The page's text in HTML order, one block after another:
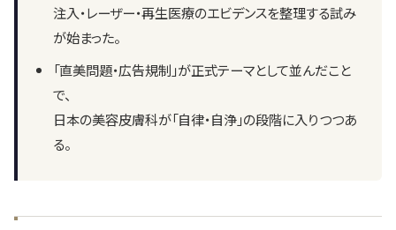
注入・レーザー・再生医療のエビデンスを整理する試み
が始まった。
「直美問題・広告規制」が正式テーマとして並んだこと
で、
日本の美容皮膚科が「自律・自浄」の段階に入りつつあ
る。